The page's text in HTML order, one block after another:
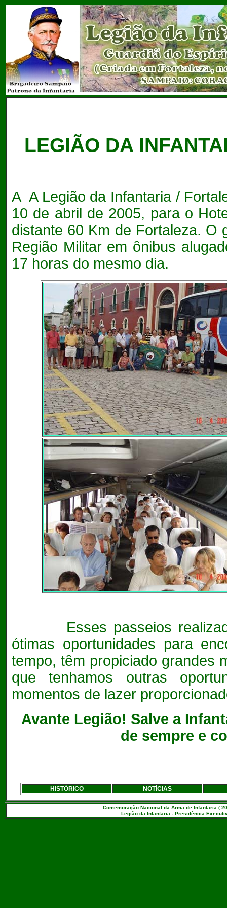
LEGIÃO DA
A A Legião da Infantaria /
10 de abril de 2005, para o
distante 60 Km de Fortaleza. O
Região Militar em ônibus
17 horas do mesmo dia.
Esses passeios
ótimas oportunidades para
tempo, têm propiciado grandes
que tenhamos outras
momentos de lazer
Avante Legião! Salve a
de sempre e
HISTÓRICO NOTÍCIAS
Comemoração Nacional da Arma de Infantaria (
Legião da Infantaria - Presidência